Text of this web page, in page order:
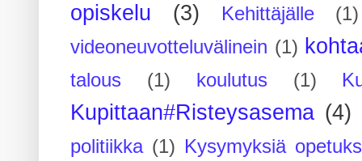
opiskelu
(3) Kehittäjälle
(1)
videoneuvotteluvälinein (1)
talous (1) koulutus (1)
Kupittaan#Risteysasema (4)
politiikka (1) Kysymyksiä